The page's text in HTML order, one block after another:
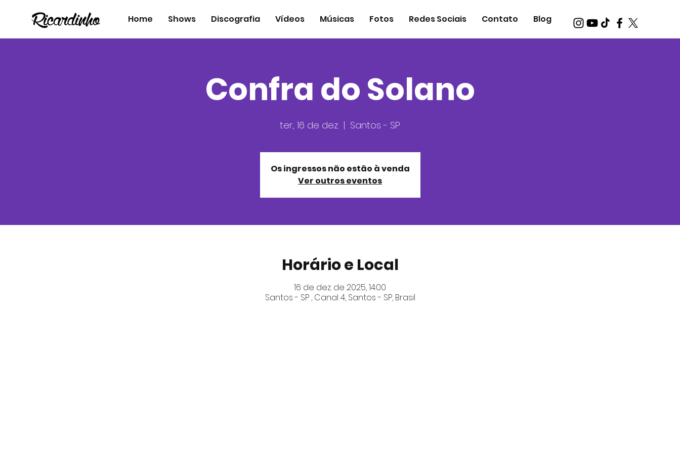
Home Shows Discografia Vídeos Músicas Fotos Redes Sociais Contato Blog
Confra do Solano
ter., 16 de dez.
  |
Santos - SP
Os ingressos não estão à venda
Ver outros eventos
Horário e Local
16 de dez. de 2025, 14:00
Santos - SP , Canal 4, Santos - SP, Brasil